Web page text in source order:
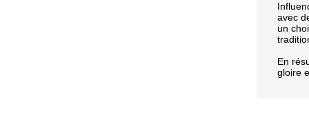
avec
un
En
gloire